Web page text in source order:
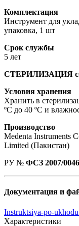
Комплектация
Инструмент для
упаковка, 1 шт
Срок службы
5 лет
СТЕРИЛИЗАЦИЯ
Условия хранения
Хранить в
ºС до 40 ºС и
Производство
Medenta Instruments
Limited (Пакистан)
РУ № ФСЗ 2007/
Документация и
Instruktsiya-po-
Характеристики